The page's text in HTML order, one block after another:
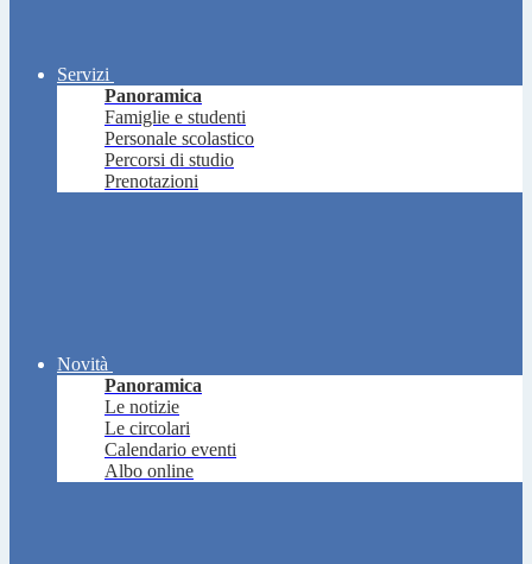
Servizi
Panoramica
Famiglie e studenti
Personale scolastico
Percorsi di studio
Prenotazioni
Novità
Panoramica
Le notizie
Le circolari
Calendario eventi
Albo online